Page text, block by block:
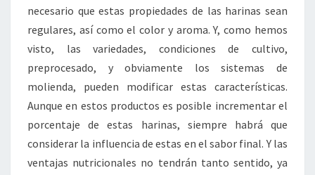
necesario que estas propiedades de las harinas sean
regulares, así como el color y aroma. Y, como hemos
visto, las variedades, condiciones de cultivo,
preprocesado, y obviamente los sistemas de
molienda, pueden modificar estas características.
Aunque en estos productos es posible incrementar el
porcentaje de estas harinas, siempre habrá que
considerar la influencia de estas en el sabor final. Y las
ventajas nutricionales no tendrán tanto sentido, ya